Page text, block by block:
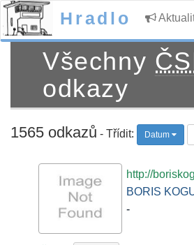
Hradlo
Všechny
odkazy
1565 odkazů - Třídit: Datum
http://
BORIS
-